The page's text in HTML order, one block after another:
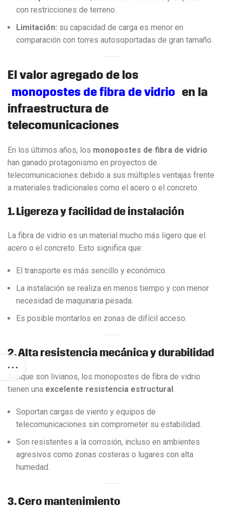
con restricciones de terreno.
Limitación: su capacidad de carga es menor en
comparación con torres autosoportadas de gran tamaño.
El valor agregado de los
monopostes de fibra de vidrio en la
infraestructura de
telecomunicaciones
En los últimos años, los monopostes de fibra de vidrio
han ganado protagonismo en proyectos de
telecomunicaciones debido a sus múltiples ventajas frente
a materiales tradicionales como el acero o el concreto.
1. Ligereza y facilidad de instalación
La fibra de vidrio es un material mucho más ligero que el
acero o el concreto. Esto significa que:
El transporte es más sencillo y económico.
La instalación se realiza en menos tiempo y con menor
necesidad de maquinaria pesada.
Es posible montarlos en zonas de difícil acceso.
2. Alta resistencia mecánica y durabilidad
Aunque son livianos, los monopostes de fibra de vidrio
tienen una excelente resistencia estructural .
Soportan cargas de viento y equipos de
telecomunicaciones sin comprometer su estabilidad.
Son resistentes a la corrosión, incluso en ambientes
agresivos como zonas costeras o lugares con alta
humedad.
3. Cero mantenimiento